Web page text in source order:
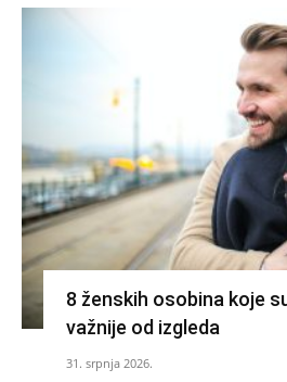
8 ženskih osobina koje
važnije od izgleda
31. srpnja 2026.